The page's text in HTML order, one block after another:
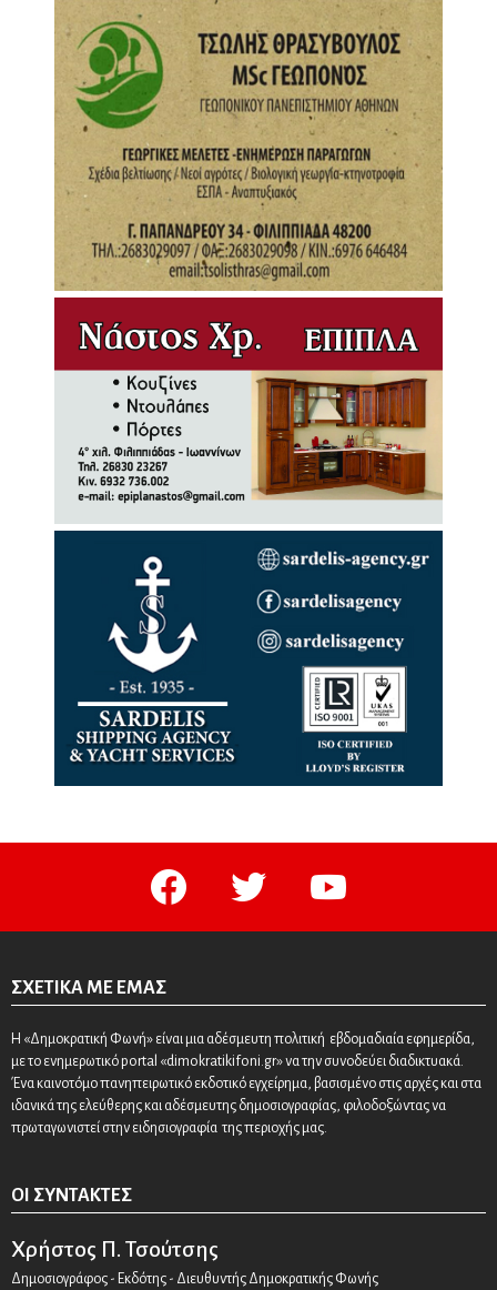
facebook twitter youtube
ΣΧΕΤΙΚΆ ΜΕ ΕΜΆΣ
Η «Δημοκρατική Φωνή» είναι μια αδέσμευτη πολιτική εβδομαδιαία εφημερίδα,
με το ενημερωτικό portal «dimokratikifoni.gr» να την συνοδεύει διαδικτυακά.
Ένα καινοτόμο πανηπειρωτικό εκδοτικό εγχείρημα, βασισμένο στις αρχές και στα
ιδανικά της ελεύθερης και αδέσμευτης δημοσιογραφίας, φιλοδοξώντας να
πρωταγωνιστεί στην ειδησιογραφία της περιοχής μας.
ΟΙ ΣΥΝΤΆΚΤΕΣ
Χρήστος Π. Τσούτσης
Δημοσιογράφος - Εκδότης - Διευθυντής Δημοκρατικής Φωνής